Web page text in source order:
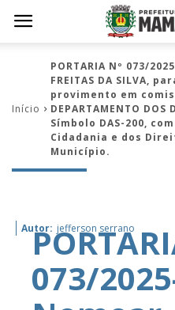
Início
PORTARIA Nº 073/
FREITAS DA SILVA,
provimento em
DEPARTAMENTO DOS
Símbolo DAS-200,
Cidadania e dos
Município.
Autor: jefferson serrano
073/